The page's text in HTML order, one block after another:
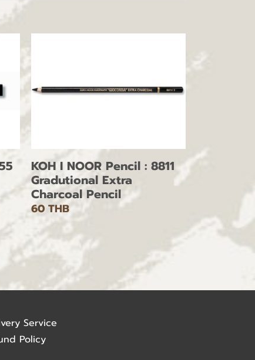
KOH I NOOR Pencil : 8811
Gradutional Extra
Charcoal Pencil
60 THB
Service
Policy